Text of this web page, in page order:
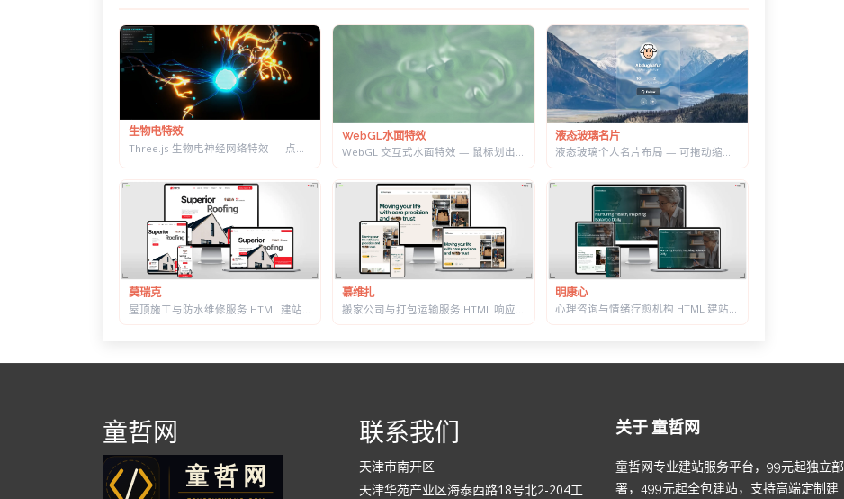
生物电特效
WebGL水面特效
WebGL 交互式水面特效 — 鼠标划出真实涟漪，带焦散光斑和五套水景预设
液态玻璃名片
莫瑞克
慕维扎
明康心
心理咨询与情绪疗愈机构 HTML 建站模板 | 个体咨询/家庭治疗/正念课程网站专用
童哲网 联系我们
天津市南开区
天津华苑产业区海泰西路18号北2-204工
关于 童哲网
童哲网专业建站服务平台，99元起独立部
署，499元起全包建站，支持高端定制建